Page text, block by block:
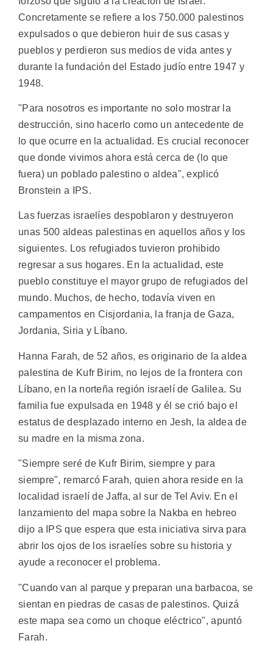
Concretamente se refiere a los 750.000 palestinos
expulsados o que debieron huir de sus casas y
pueblos y perdieron sus medios de vida antes y
durante la fundación del Estado judío entre 1947 y
1948.
"Para nosotros es importante no solo mostrar la
destrucción, sino hacerlo como un antecedente de
lo que ocurre en la actualidad. Es crucial reconocer
que donde vivimos ahora está cerca de (lo que
fuera) un poblado palestino o aldea", explicó
Bronstein a IPS.
Las fuerzas israelíes despoblaron y destruyeron
unas 500 aldeas palestinas en aquellos años y los
siguientes. Los refugiados tuvieron prohibido
regresar a sus hogares. En la actualidad, este
pueblo constituye el mayor grupo de refugiados del
mundo. Muchos, de hecho, todavía viven en
campamentos en Cisjordania, la franja de Gaza,
Jordania, Siria y Líbano.
Hanna Farah, de 52 años, es originario de la aldea
palestina de Kufr Birim, no lejos de la frontera con
Líbano, en la norteña región israelí de Galilea. Su
familia fue expulsada en 1948 y él se crió bajo el
estatus de desplazado interno en Jesh, la aldea de
su madre en la misma zona.
"Siempre seré de Kufr Birim, siempre y para
siempre", remarcó Farah, quien ahora reside en la
localidad israelí de Jaffa, al sur de Tel Aviv. En el
lanzamiento del mapa sobre la Nakba en hebreo
dijo a IPS que espera que esta iniciativa sirva para
abrir los ojos de los israelíes sobre su historia y
ayude a reconocer el problema.
"Cuando van al parque y preparan una barbacoa, se
sientan en piedras de casas de palestinos. Quizá
este mapa sea como un choque eléctrico", apuntó
Farah.